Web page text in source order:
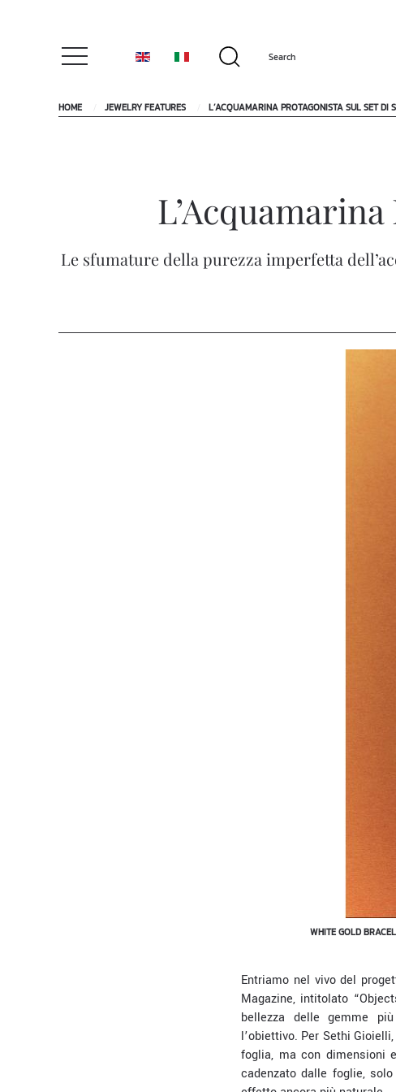
HOME JEWELRY FEATURES L’ACQUAMARINA PROTAGONISTA SUL SET DI
Le sfumature della purezza imperfetta
WHITE GOLD
Entriamo nel vivo del
Magazine, intitolato
bellezza delle gemme
l’obiettivo. Per Sethi
foglia, ma con dimensioni
cadenzato dalle foglie,